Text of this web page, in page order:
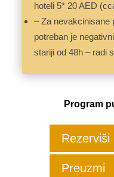
hoteli 5* 20 AED
– Za nevakcinisane
potreban je
stariji od 48h – radi
Program
Rezerviši
Preuzmi